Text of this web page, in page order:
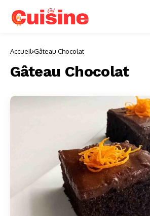
Accueil Gâteau Chocolat
Gâteau Chocolat